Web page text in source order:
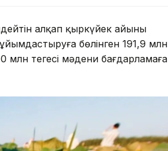
алқап қыркүйек айының
бөлінген 191,9 млн
млн теңгесі мәдени бағдарламаға